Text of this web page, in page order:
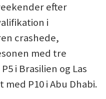
efter
i
crashede,
med tre
i Brasilien og Las
P10 i Abu Dhabi.